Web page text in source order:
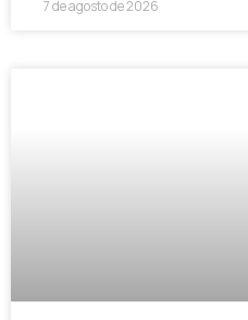
7 de agosto de 2026